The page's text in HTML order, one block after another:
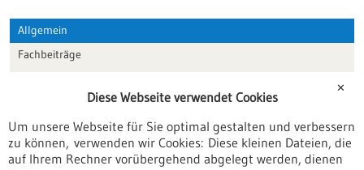
Allgemein
Fachbeiträge
Veranstaltungen
Erscheinungsdatum
✕
Diese Webseite verwendet Cookies
Um unsere Webseite für Sie optimal gestalten und verbessern
zu können, verwenden wir Cookies: Diese kleinen Dateien, die
auf Ihrem Rechner vorübergehend abgelegt werden, dienen